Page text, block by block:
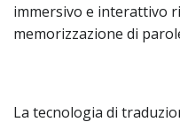
immersivo e interattivo
memorizzazione di
La tecnologia di